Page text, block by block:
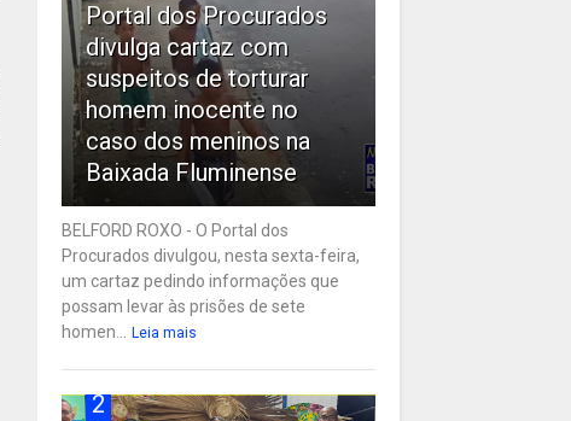
Portal dos Procurados
divulga cartaz com
suspeitos de torturar
homem inocente no
caso dos meninos na
Baixada Fluminense
BELFORD ROXO - O Portal dos
Procurados divulgou, nesta sexta-feira,
um cartaz pedindo informações que
possam levar às prisões de sete
homen... Leia mais
2